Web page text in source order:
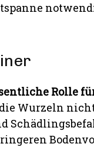
Rolle
Wurzeln